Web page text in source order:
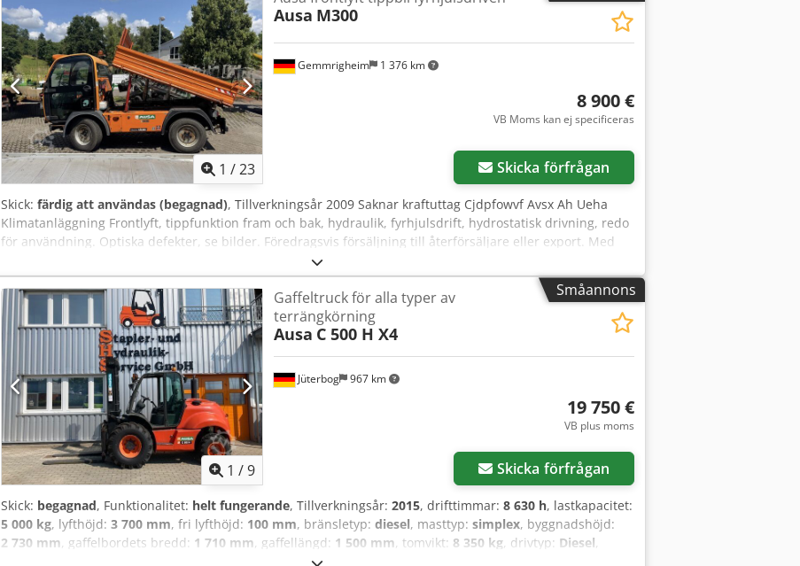
1 /23
Gemmrigheim 1 376 km
Ausa M300
8 900 €
VB Moms kan ej specificeras
Skicka förfrågan
Skick: färdig att användas (begagnad), Tillverkningsår 2009 Saknar kraftuttag Cjdpfowvf Avsx Ah Ueha
Klimatanläggning Frontlyft, tippfunktion fram och bak, hydraulik, fyrhjulsdrift, hydrostatisk drivning, redo
för användning. Optiska defekter, se bilder. Föredragsvis försäljning till återförsäljare eller export. Med
Småannons
1 /9
Jüterbog 967 km
Gaffeltruck för alla typer av
terrängkörning
Ausa C 500 H X4
19 750 €
VB plus moms
Skicka förfrågan
Skick: begagnad, Funktionalitet: helt fungerande, Tillverkningsår: 2015, drifttimmar: 8 630 h, lastkapacitet:
5 000 kg, lyfthöjd: 3 700 mm, fri lyfthöjd: 100 mm, bränsletyp: diesel, masttyp: simplex, byggnadshöjd:
2 730 mm, gaffelbordets bredd: 1 710 mm, gaffellängd: 1 500 mm, tomvikt: 8 350 kg, drivtyp: Diesel,
, Terrängtruck Csdpfxot Dd D Es Ah Uoha Lastcentrum: 600 mm